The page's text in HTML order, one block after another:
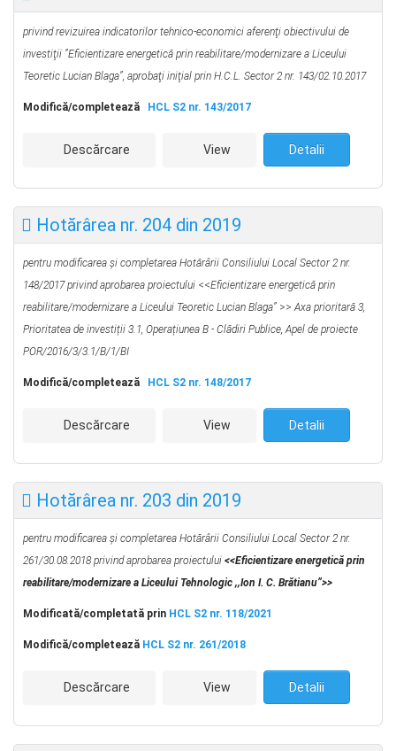
privind revizuirea indicatorilor tehnico-economici aferenţi obiectivului de
investiţii ”Eficientizare energetică prin reabilitare/modernizare a Liceului
Teoretic Lucian Blaga”, aprobaţi iniţial prin H.C.L. Sector 2 nr. 143/02.10.2017
Modifică/completează HCL S2 nr. 143/2017
Descărcare View Detalii
Hotărârea nr. 204 din 2019
pentru modificarea și completarea Hotărârii Consiliului Local Sector 2 nr.
148/2017 privind aprobarea proiectului <<Eficientizare energetică prin
reabilitare/modernizare a Liceului Teoretic Lucian Blaga” >> Axa prioritară 3,
Prioritatea de investiții 3.1, Operațiunea B - Clădiri Publice, Apel de proiecte
POR/2016/3/3.1/B/1/BI
Modifică/completează HCL S2 nr. 148/2017
Descărcare View Detalii
Hotărârea nr. 203 din 2019
pentru modificarea și completarea Hotărârii Consiliului Local Sector 2 nr.
261/30.08.2018 privind aprobarea proiectului <<Eficientizare energetică prin
reabilitare/modernizare a Liceului Tehnologic ,,Ion I. C. Brătianu”>>
Modificată/completată prin HCL S2 nr. 118/2021
Modifică/completează HCL S2 nr. 261/2018
Descărcare View Detalii